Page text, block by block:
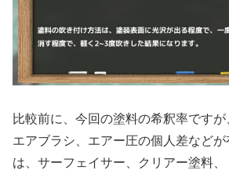
比較前に、今回の塗料の希釈率です
エアブラシ、エアー圧の個人差などが
は、サーフェイサー、クリアー塗料